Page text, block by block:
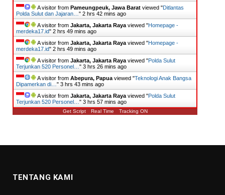
A visitor from Pameungpeuk, Jawa Barat viewed "Ditlantas
Polda Sulut dan Jajaran…" 2 hrs 42 mins ago
A visitor from Jakarta, Jakarta Rayaviewed "Homepage -
merdeka17.id" 2 hrs 49 mins ago
A visitor from Jakarta, Jakarta Rayaviewed "Homepage -
merdeka17.id" 2 hrs 50 mins ago
A visitor from Jakarta, Jakarta Rayaviewed "​Polda Sulut
Terjunkan 520 Personel…" 3 hrs 26 mins ago
A visitor from Abepura, Papuaviewed "Teknologi Anak Bangsa
Dipamerkan di…" 3 hrs 43 mins ago
A visitor from Jakarta, Jakarta Rayaviewed "​Polda Sulut
Terjunkan 520 Personel…" 3 hrs 57 mins ago
Get Script Real Time Tracking ON
TENTANG KAMI